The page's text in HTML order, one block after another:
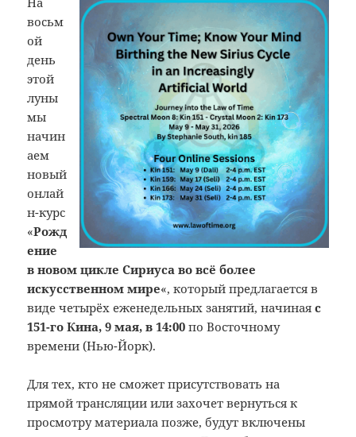
восьм
ой
день
этой
луны
мы
начин
аем
новый
онлай
н-курс
«Рожд
ение
в новом цикле Сириуса во всё более
искусственном мире«, который предлагается в
виде четырёх еженедельных занятий, начинаяс
151-го Кина, 9 мая, в 14:00по Восточному
времени (Нью-Йорк).
Для тех, кто не сможет присутствовать на
прямой трансляции или захочет вернуться к
просмотру материала позже, будут включены